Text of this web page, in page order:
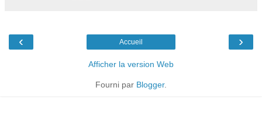
‹ ›
Accueil
Afficher la version Web
Fourni par Blogger.